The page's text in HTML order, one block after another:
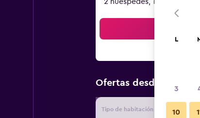
Ofertas desde
Tipo de habitación
L
3
10